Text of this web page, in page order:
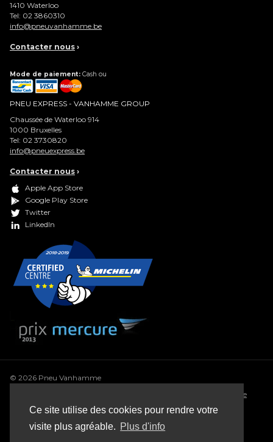
Ce site utilise des cookies pour rendre votre
visite plus agréable. Plus d'info
1410 Waterloo
Tel: 02 3860310
info@pneuvanhamme.be
Contacter nous ›
Mode de paiement: Cash ou
PNEU EXPRESS - VANHAMME GROUP
Chaussée de Waterloo 914
1000 Bruxelles
Tel: 02 3730820
info@pneuexpress.be
Contacter nous ›
Apple App Store
Google Play Store
Twitter
LinkedIn
© 2026 Pneu Vanhamme
Politique
de cookie
• Conditions générales de vente
Sitemap
Webdesign: Robarov